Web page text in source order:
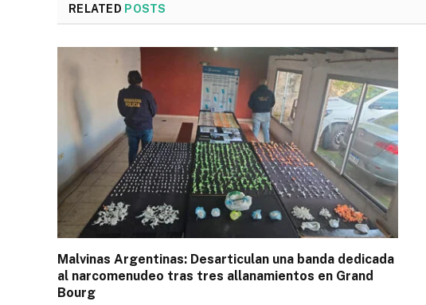
RELATED POSTS
Malvinas Argentinas: Desarticulan una banda dedicada
al narcomenudeo tras tres allanamientos en Grand
Bourg